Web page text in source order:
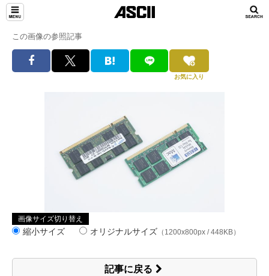
この画像の参照記事
お気に入り
画像サイズ切り替え
縮小サイズ オリジナルサイズ （1200x800px / 448KB）
記事に戻る